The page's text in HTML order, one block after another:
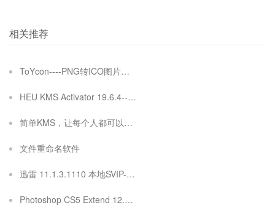
相关推荐
ToYcon----PNG转ICO图片格式转换
HEU KMS Activator 19.6.4----系统激活工具
简单KMS，让每个人都可以用的起正版系统
文件重命名软件
迅雷 11.1.3.1110 本地SVIP----下载工具
Photoshop CS5 Extend 12.0.3 绿色免安装 加强版 PS